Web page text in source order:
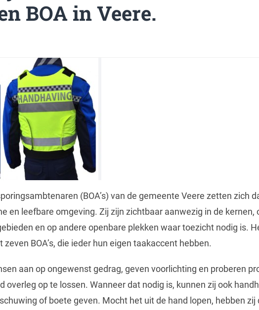
BOA in Veere.
(BOA’s) van de gemeente Veere zetten zich
en leefbare omgeving. Zij zijn zichtbaar aanwezig in de kernen,
en op andere openbare plekken waar toezicht nodig is.
BOA’s, die ieder hun eigen taakaccent hebben.
aan op ongewenst gedrag, geven voorlichting en proberen
overleg op te lossen. Wanneer dat nodig is, kunnen zij ook
of boete geven. Mocht het uit de hand lopen, hebben zij